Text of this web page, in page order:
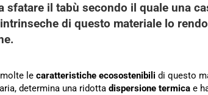
sfatare il tabù secondo il quale una
di questo materiale lo
le caratteristiche ecosostenibili di questo
determina una ridotta dispersione termica e